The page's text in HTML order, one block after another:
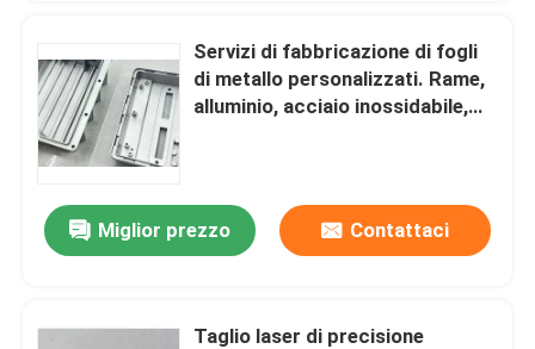
Giro della fabbrica
Contattici
Notizie
Servizi di fabbricazione di fogli
di metallo personalizzati. Rame,
alluminio, acciaio inossidabile,
Miglior prezzo Contattaci
Taglio laser di precisione